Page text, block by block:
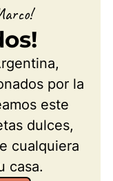
por la
este
dulces,
cualquiera
casa.